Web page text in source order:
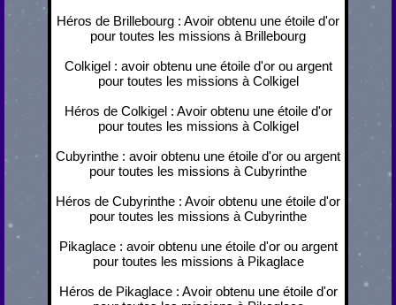
Héros de Brillebourg : Avoir obtenu une étoile d'or
pour toutes les missions à Brillebourg
Colkigel : avoir obtenu une étoile d'or ou argent
pour toutes les missions à Colkigel
Héros de Colkigel : Avoir obtenu une étoile d'or
pour toutes les missions à Colkigel
Cubyrinthe : avoir obtenu une étoile d'or ou argent
pour toutes les missions à Cubyrinthe
Héros de Cubyrinthe : Avoir obtenu une étoile d'or
pour toutes les missions à Cubyrinthe
Pikaglace : avoir obtenu une étoile d'or ou argent
pour toutes les missions à Pikaglace
Héros de Pikaglace : Avoir obtenu une étoile d'or